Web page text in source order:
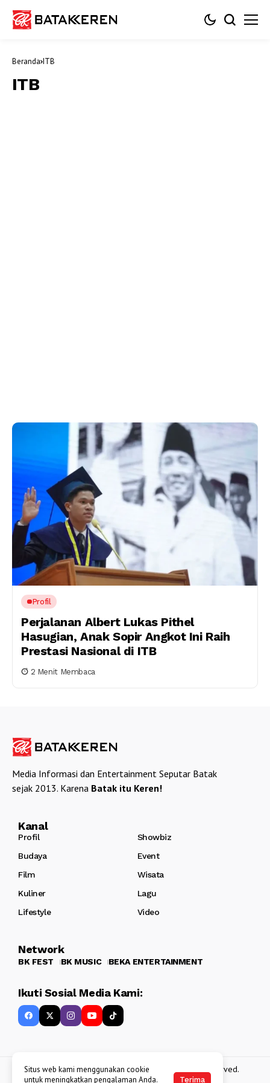
Beranda ITB
ITB
Profil
Perjalanan Albert Lukas Pithel
Hasugian, Anak Sopir Angkot Ini Raih
Prestasi Nasional di ITB
2 Menit Membaca
Media Informasi dan Entertainment Seputar Batak
sejak 2013. Karena Batak itu Keren!
Kanal
Profil
Showbiz
Budaya
Event
Film
Wisata
Kuliner
Lagu
Lifestyle
Video
Network
BK FEST BK MUSIC BEKA ENTERTAINMENT
Ikuti Sosial Media Kami:
Copyright 2013 - 2025BATAKKEREN . All rights reserved.
Situs web kami menggunakan cookie
untuk meningkatkan pengalaman Anda.
Terima